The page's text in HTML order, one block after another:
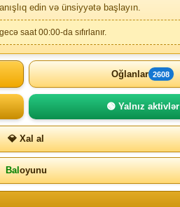
edin və ünsiyyətə başlayın.
saat 00:00-da sıfırlanır.
Oğlanlar 2608
🟢 Yalnız aktivlər
💎 Xal al
Baloyunu